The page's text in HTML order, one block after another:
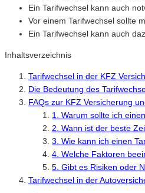
Ein Tarifwechsel kann auch
Vor einem Tarifwechsel sollte
Ein Tarifwechsel kann auch
Inhaltsverzeichnis
Tarifwechsel in der KFZ
Die Bedeutung des
FAQs zur KFZ Versicherung
1. Warum sollte ich
2. Wann ist der beste
3. Wie kann ich einen
4. Welche Faktoren
5. Gibt es Risiken oder
Tarifwechsel in der